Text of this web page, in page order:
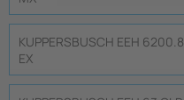
KUPPERSBUSCH EEH 6200.8
EX